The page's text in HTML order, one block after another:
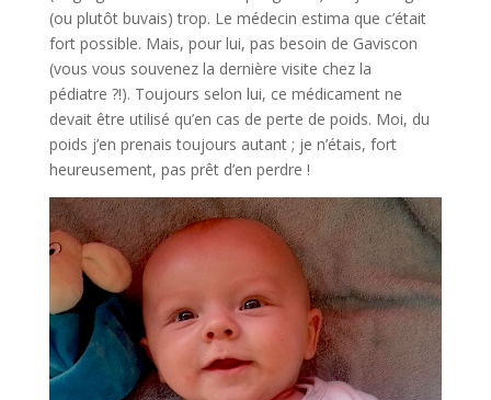
(ou plutôt buvais) trop. Le médecin estima que c’était
fort possible. Mais, pour lui, pas besoin de Gaviscon
(vous vous souvenez la dernière visite chez la
pédiatre ?!). Toujours selon lui, ce médicament ne
devait être utilisé qu’en cas de perte de poids. Moi, du
poids j’en prenais toujours autant ; je n’étais, fort
heureusement, pas prêt d’en perdre !